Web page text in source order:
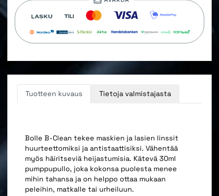
Tuotteen kuvaus Tietoja valmistajasta
Bolle B-Clean tekee maskien ja lasien linssit
huurteettomiksi ja antistaattisiksi. Vähentää
myös häiritseviä heijastumisia. Kätevä 30ml
pumppupullo, joka kokonsa puolesta menee
mihin tahansa ja on helppo ottaa mukaan
peleihin, matkalle tai urheiluun.